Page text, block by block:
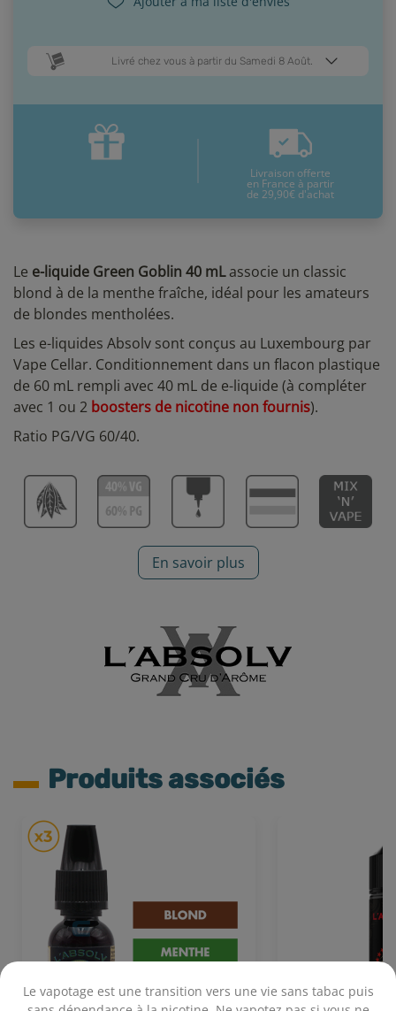
Le vapotage est une transition vers une vie sans tabac puis
Le e-liquide Green Goblin 40 mLassocie un classic
blond à de la menthe fraîche, idéal pour les amateurs
de blondes mentholées.
Les e-liquides Absolv sont conçus au Luxembourg par
Vape Cellar. Conditionnement dans un flacon plastique
de 60 mL rempli avec 40 mL de e-liquide (à compléter
avec 1 ou 2 boosters de nicotine non fournis).
Ratio PG/VG 60/40.
En savoir plus
Livré chez vous à partir du Samedi 8 Août.
Mardi 11 Août Samedi 8 Août
* Pour une livraison en France métropolitaine+ d'infos
Livraison offerte
en France à partir
de 29,90€ d'achat
Produits associés